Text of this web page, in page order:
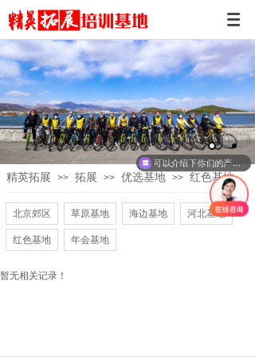
精英拓展 >> 拓展 >> 优选基地 >> 红色基地
北京郊区 草原基地 海边基地 河北基地
红色基地 年会基地
暂无相关记录！
现在有优惠活动吗